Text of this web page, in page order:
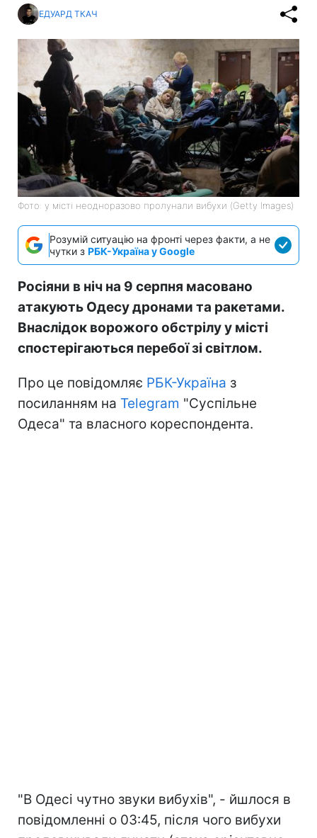
ЕДУАРД ТКАЧ
Фото: у місті неодноразово пролунали вибухи (Getty Images)
Розумій ситуацію на фронті через факти, а не
чутки з РБК-Україна у Google
Росіяни в ніч на 9 серпня масовано
атакують Одесу дронами та ракетами.
Внаслідок ворожого обстрілу у місті
спостерігаються перебої зі світлом.
Про це повідомляє РБК-Україна з
посиланням на Telegram "Суспільне
Одеса" та власного кореспондента.
"В Одесі чутно звуки вибухів", - йшлося в
повідомленні о 03:45, після чого вибухи